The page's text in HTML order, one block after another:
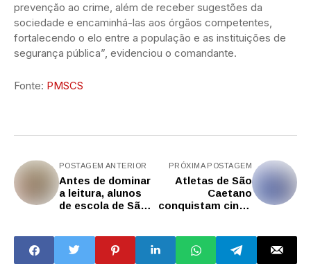
prevenção ao crime, além de receber sugestões da
sociedade e encaminhá-las aos órgãos competentes,
fortalecendo o elo entre a população e as instituições de
segurança pública”, evidenciou o comandante.
Fonte: PMSCS
POSTAGEM ANTERIOR
Antes de dominar
a leitura, alunos
de escola de São
podcast que os
aproxima do
universo literário
PRÓXIMA POSTAGEM
Atletas de São
Caetano
conquistam cinco
Ginástica em
Brasília no fim de
semana